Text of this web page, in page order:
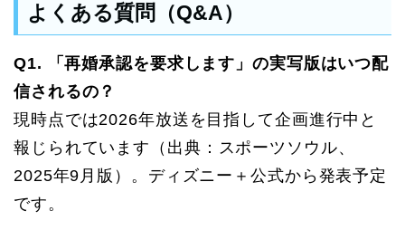
よくある質問（Q&A）
Q1. 「再婚承認を要求します」の実写版はいつ配
信されるの？
現時点では2026年放送を目指して企画進行中と
報じられています（出典：スポーツソウル、
2025年9月版）。ディズニー＋公式から発表予定
です。